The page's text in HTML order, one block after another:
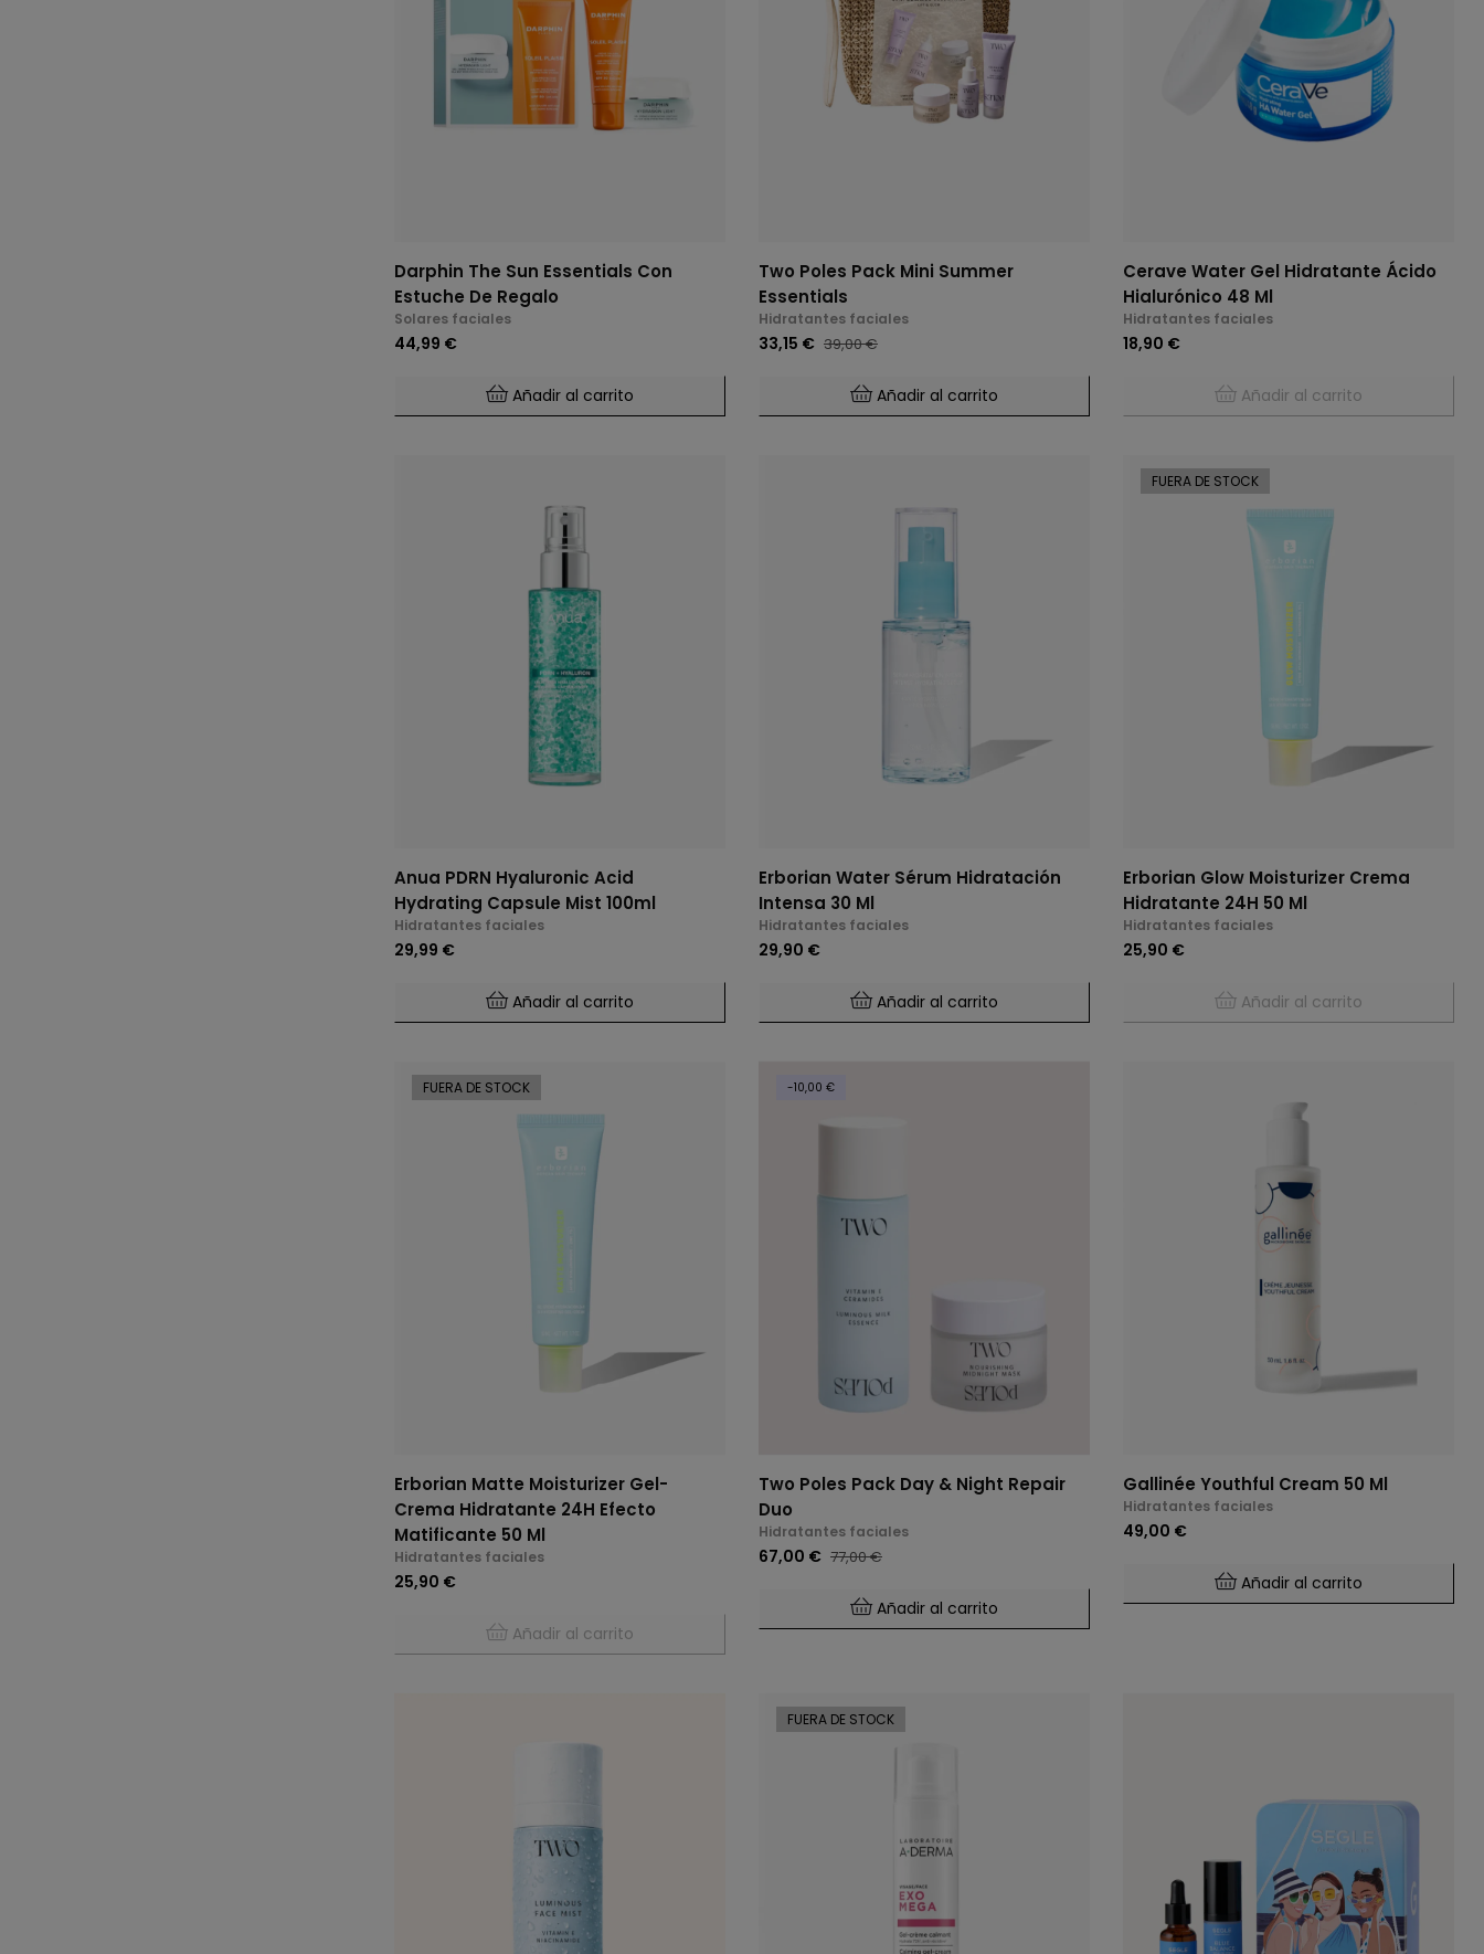
Darphin The Sun Essentials Con
Estuche De Regalo
Solares faciales
44,99 €
Añadir al carrito
Two Poles Pack Mini Summer
Essentials
Hidratantes faciales
33,15 € 39,00 €
Añadir al carrito
Cerave Water Gel Hidratante Ácido
Hialurónico 48 Ml
Hidratantes faciales
18,90 €
Añadir al carrito
Anua PDRN Hyaluronic Acid
Hydrating Capsule Mist 100ml
Hidratantes faciales
29,99 €
Añadir al carrito
Erborian Water Sérum Hidratación
Intensa 30 Ml
Hidratantes faciales
29,90 €
Añadir al carrito
FUERA DE STOCK
Erborian Glow Moisturizer Crema
Hidratante 24H 50 Ml
Hidratantes faciales
25,90 €
Añadir al carrito
FUERA DE STOCK
Erborian Matte Moisturizer Gel-
Crema Hidratante 24H Efecto
Matificante 50 Ml
Hidratantes faciales
25,90 €
Añadir al carrito
-10,00 €
Two Poles Pack Day & Night Repair
Duo
Hidratantes faciales
67,00 € 77,00 €
Añadir al carrito
Gallinée Youthful Cream 50 Ml
Hidratantes faciales
49,00 €
Añadir al carrito
FUERA DE STOCK